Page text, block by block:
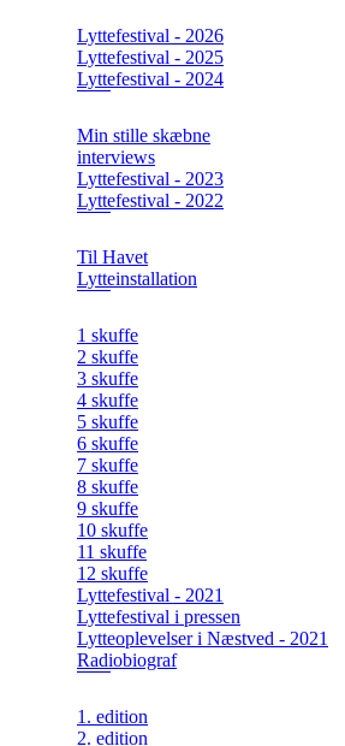
Lyttefestival - 2026
Lyttefestival - 2025
Lyttefestival - 2024
Min stille skæbne
interviews
Lyttefestival - 2023
Lyttefestival - 2022
Til Havet
Lytteinstallation
1 skuffe
2 skuffe
3 skuffe
4 skuffe
5 skuffe
6 skuffe
7 skuffe
8 skuffe
9 skuffe
10 skuffe
11 skuffe
12 skuffe
Lyttefestival - 2021
Lyttefestival i pressen
Lytteoplevelser i Næstved - 2021
Radiobiograf
1. edition
2. edition